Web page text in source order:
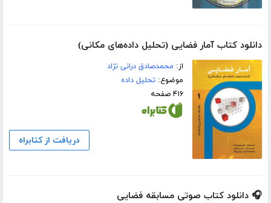
دانلود کتاب آمار فضایی (تحلیل داده‌های مکانی)
از: محمدصادق درانی نژاد
موضوع:تحلیل داده
۴۱۶ صفحه
دریافت از کتابراه
🎧 دانلود کتاب صوتی مسابقه فضایی